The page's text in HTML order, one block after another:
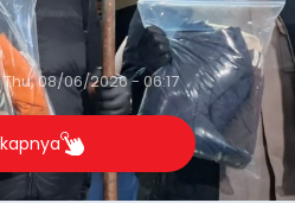
Thu, 08/06/2026 - 06:17